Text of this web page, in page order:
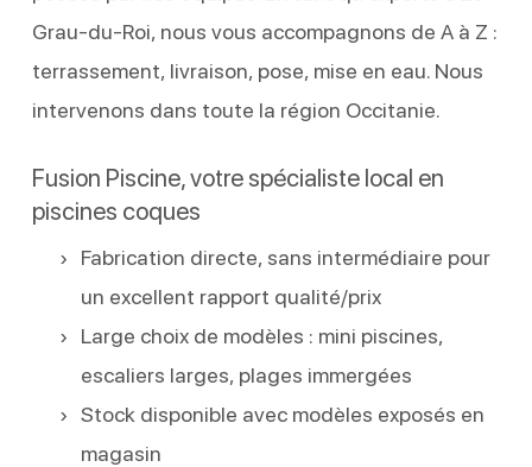
Grau-du-Roi, nous vous accompagnons de A à Z :
terrassement, livraison, pose, mise en eau. Nous
intervenons dans toute la région Occitanie.
Fusion Piscine, votre spécialiste local en
piscines coques
Fabrication directe, sans intermédiaire pour
un excellent rapport qualité/prix
Large choix de modèles : mini piscines,
escaliers larges, plages immergées
Stock disponible avec modèles exposés en
magasin